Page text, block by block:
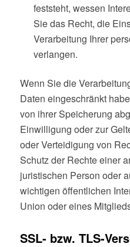
feststeht, wessen
Sie das Recht, die
Verarbeitung Ihrer
verlangen.
Wenn Sie die
Daten eingeschränkt
von ihrer Speicherung
Einwilligung oder zur
oder Verteidigung von
Schutz der Rechte einer
juristischen Person oder
wichtigen öffentlichen
Union oder eines
SSL- bzw. TLS-